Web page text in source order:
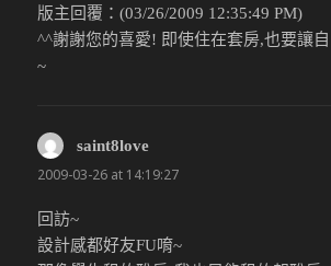
版主回覆：(03/26/2009 12:35:49 PM)
^^謝謝您的喜愛! 即使住在套房,也要讓
~
saint8love
2009-03-26 at 14:19:27
回訪~
設計感都好友FU唷~